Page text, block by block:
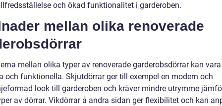
och ökad funktionalitet i garderoben.
mellan olika renoverade
mellan olika typer av renoverade garderobsdörrar kan
och funktionella. Skjutdörrar ger till exempel en modern och
look till garderoben och kräver mindre utrymme
av dörrar. Vikdörrar å andra sidan ger flexibilitet och kan